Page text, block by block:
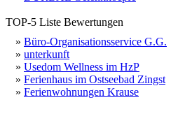
TOP-5 Liste Bewertungen
» Büro-Organisationsservice G.G.
» unterkunft
» Usedom Wellness im HzP
» Ferienhaus im Ostseebad Zingst
» Ferienwohnungen Krause